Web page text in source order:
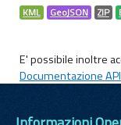
KML GeoJSON ZIP
E' possibile inoltre
Documentazione API